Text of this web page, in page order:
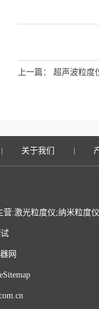
上一篇： 超声波粒度
关于我们
营:激光粒度仪;纳米粒度
网